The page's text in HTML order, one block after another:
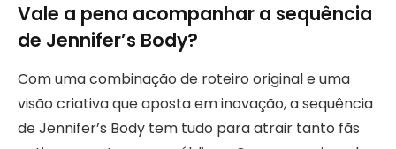
Vale a pena acompanhar a sequência
de Jennifer’s Body?
Com uma combinação de roteiro original e uma
visão criativa que aposta em inovação, a sequência
de Jennifer’s Body tem tudo para atrair tanto fãs